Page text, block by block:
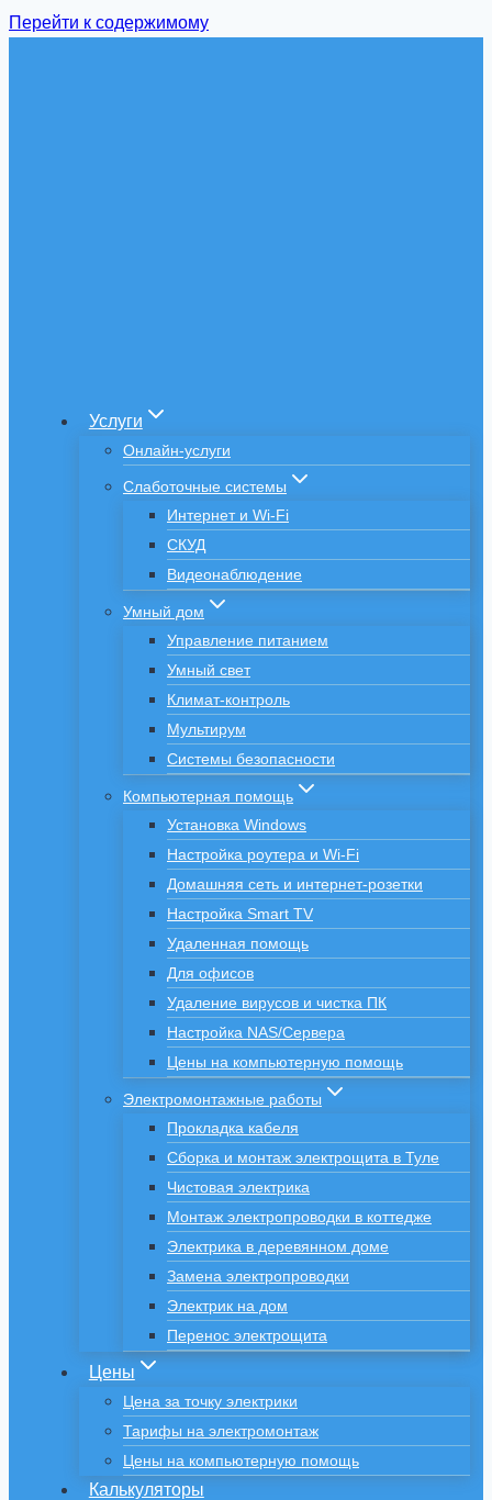
Перейти к содержимому
Услуги
Онлайн-услуги
Слаботочные системы
Интернет и Wi-Fi
СКУД
Видеонаблюдение
Умный дом
Управление питанием
Умный свет
Климат-контроль
Мультирум
Системы безопасности
Компьютерная помощь
Установка Windows
Настройка роутера и Wi-Fi
Домашняя сеть и интернет-розетки
Настройка Smart TV
Удаленная помощь
Для офисов
Удаление вирусов и чистка ПК
Настройка NAS/Сервера
Цены на компьютерную помощь
Электромонтажные работы
Прокладка кабеля
Сборка и монтаж электрощита в Туле
Чистовая электрика
Монтаж электропроводки в коттедже
Электрика в деревянном доме
Замена электропроводки
Электрик на дом
Перенос электрощита
Цены
Цена за точку электрики
Тарифы на электромонтаж
Цены на компьютерную помощь
Калькуляторы